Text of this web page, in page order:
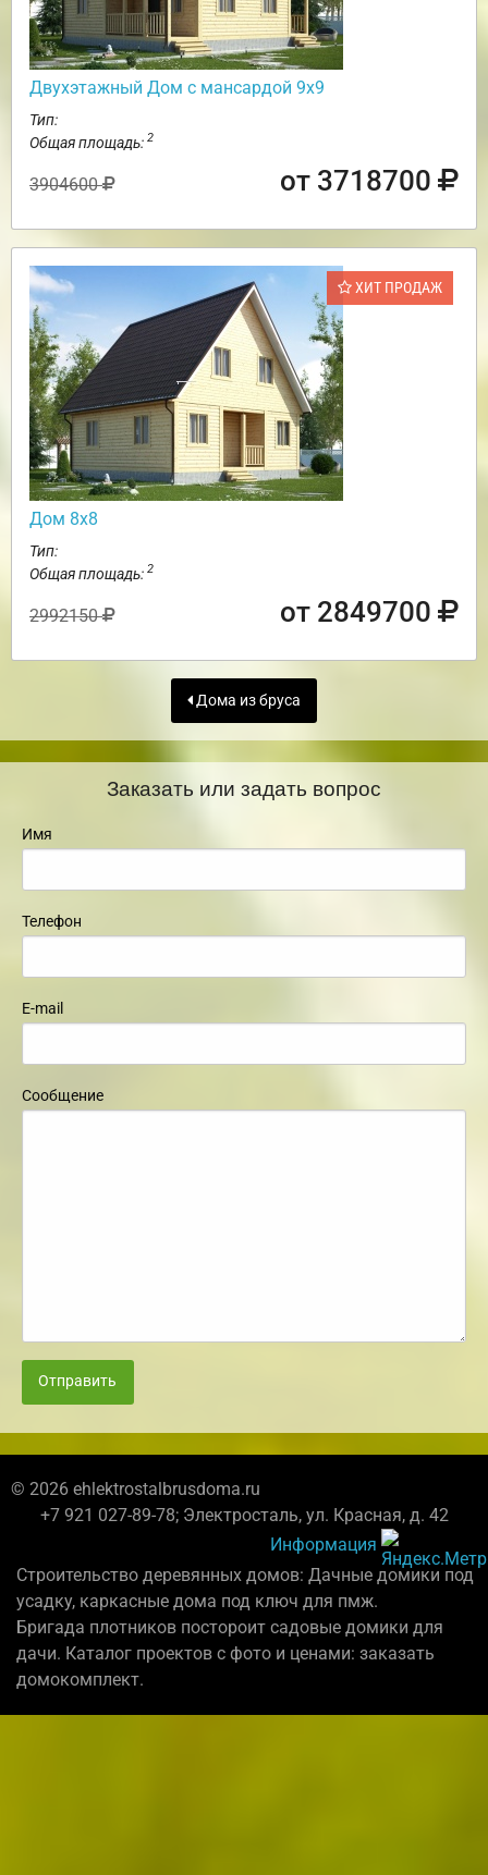
Двухэтажный Дом с мансардой 9х9
Тип:
Общая площадь: 2
3904600 от 3718700
ХИТ ПРОДАЖ
Дом 8х8
Тип:
Общая площадь: 2
2992150 от 2849700
Дома из бруса
Заказать или задать вопрос
Имя
Телефон
E-mail
Сообщение
Отправить
© 2026 ehlektrostalbrusdoma.ru
+7 921 027-89-78; Электросталь, ул. Красная, д. 42
Информация
Строительство деревянных домов: Дачные домики под
усадку, каркасные дома под ключ для пмж.
Бригада плотников постороит садовые домики для
дачи. Каталог проектов с фото и ценами: заказать
домокомплект.